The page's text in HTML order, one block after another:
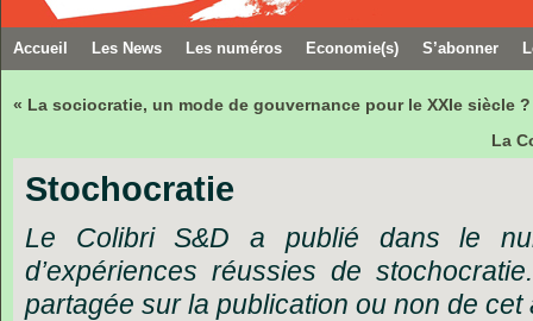
Accueil Les News Les numéros Economie(s) S’abonner
« La sociocratie, un mode de gouvernance pour le XXIe siècle ?
La
Stochocratie
Le Colibri S&D a publié dans le
d’expériences réussies de
partagée sur la publication ou non de